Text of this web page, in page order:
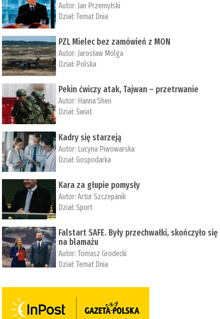
Autor: Jan Przemyłski
Dział:Temat Dnia
PZL Mielec bez zamówień z MON
Autor: Jarosław Molga
Dział: Polska
Pekin ćwiczy atak, Tajwan – przetrwanie
Autor: ­Hanna Shen
Dział:Świat
Kadry się starzeją
Autor: Lucyna Piwowarska
Dział:Gospodarka
Kara za głupie pomysły
Autor:Artur Szczepanik
Dział:Sport
Falstart SAFE. Były przechwałki, skończyło się
na blamażu
Autor:Tomasz Grodecki
Dział:Temat Dnia